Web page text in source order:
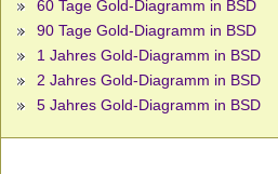
60 Tage Gold-Diagramm in BSD
90 Tage Gold-Diagramm in BSD
1 Jahres Gold-Diagramm in BSD
2 Jahres Gold-Diagramm in BSD
5 Jahres Gold-Diagramm in BSD